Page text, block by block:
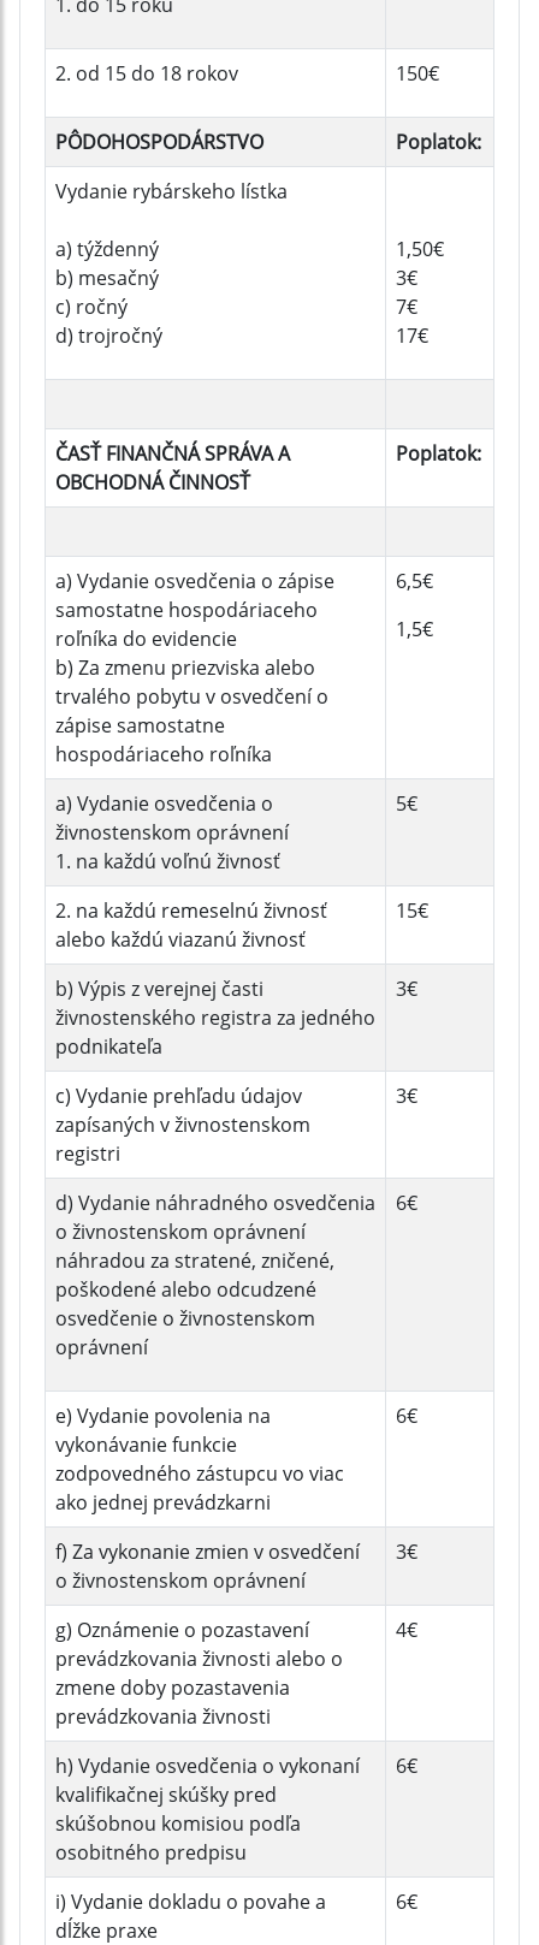
2. od 15 do 18 rokov 150€
PÔDOHOSPODÁRSTVO
Poplatok:
Vydanie rybárskeho lístka
a) týždenný
b) mesačný
c) ročný
d) trojročný
1,50€
3€
7€
17€
ČASŤ FINANČNÁ SPRÁVA A
OBCHODNÁ ČINNOSŤ
Poplatok:
a) Vydanie osvedčenia o zápise
samostatne hospodáriaceho
roľníka do evidencie
b) Za zmenu priezviska alebo
trvalého pobytu v osvedčení o
zápise samostatne
hospodáriaceho roľníka
6,5€
1,5€
a) Vydanie osvedčenia o
živnostenskom oprávnení
1. na každú voľnú živnosť
5€
2. na každú remeselnú živnosť
alebo každú viazanú živnosť
15€
b) Výpis z verejnej časti
živnostenského registra za jedného
podnikateľa
3€
c) Vydanie prehľadu údajov
zapísaných v živnostenskom
registri
3€
d) Vydanie náhradného osvedčenia
o živnostenskom oprávnení
náhradou za stratené, zničené,
poškodené alebo odcudzené
osvedčenie o živnostenskom
oprávnení
6€
e) Vydanie povolenia na
vykonávanie funkcie
zodpovedného zástupcu vo viac
ako jednej prevádzkarni
6€
f) Za vykonanie zmien v osvedčení
o živnostenskom oprávnení
3€
g) Oznámenie o pozastavení
prevádzkovania živnosti alebo o
zmene doby pozastavenia
prevádzkovania živnosti
4€
h) Vydanie osvedčenia o vykonaní
kvalifikačnej skúšky pred
skúšobnou komisiou podľa
osobitného predpisu
6€
i) Vydanie dokladu o povahe a
dĺžke praxe
6€